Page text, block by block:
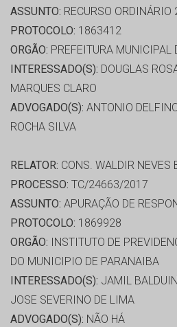
ASSUNTO: RECURSO ORDINÁRIO
PROTOCOLO: 1863412
ORGÃO: PREFEITURA MUNICIPAL
INTERESSADO(S): DOUGLAS
MARQUES CLARO
ADVOGADO(S): ANTONIO
ROCHA SILVA
RELATOR: CONS. WALDIR NEVES
PROCESSO: TC/24663/2017
ASSUNTO: APURAÇÃO DE
PROTOCOLO: 1869928
ORGÃO: INSTITUTO DE
DO MUNICIPIO DE PARANAIBA
INTERESSADO(S): JAMIL
JOSE SEVERINO DE LIMA
ADVOGADO(S): NÃO HÁ